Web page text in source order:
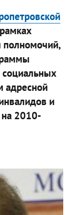
полномочий,
социальных
адресной
и
на 2010-